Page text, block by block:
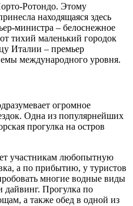
Ротондо. Этому
находящаяся здесь
министра – белоснежное
тихий маленький городок
Италии – премьер
международного уровня.
огромное
Одна из популярнейших
прогулка на остров
участникам любопытную
а по прибытию, у туристов
многие водные виды
дайвинг. Прогулка по
а также обед в одной из